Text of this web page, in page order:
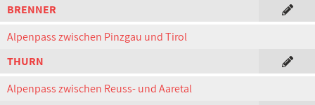
BRENNER
Alpenpass zwischen Pinzgau und Tirol
THURN
Alpenpass zwischen Reuss- und Aaretal